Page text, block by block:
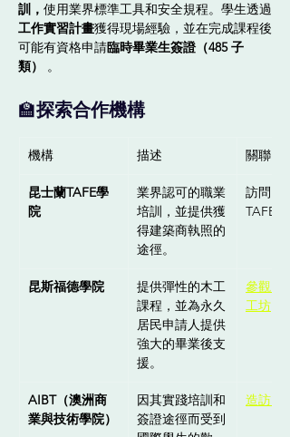
訓， 使用業界標準工具和安全規程。學生透過
工作實習計畫獲得現場經驗，並在完成課程後
可能有資格申請臨時畢業生簽證（485 子
類）
。
🏫探索合作機構
機構 描述 關聯
昆士蘭TAFE學
院
業界認可的職業
培訓，並提供獲
得建築商執照的
途徑。
訪問昆
TAFE木
昆斯福德學院
提供彈性的木工
課程，並為永久
居民申請人提供
強大的畢業後支
援。
參觀昆
工坊
AIBT（澳洲商
業與技術學院）
因其實踐培訓和
簽證途徑而受到
造訪